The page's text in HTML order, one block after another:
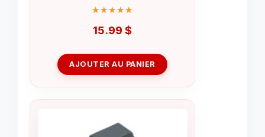
15.99 $
AJOUTER AU PANIER